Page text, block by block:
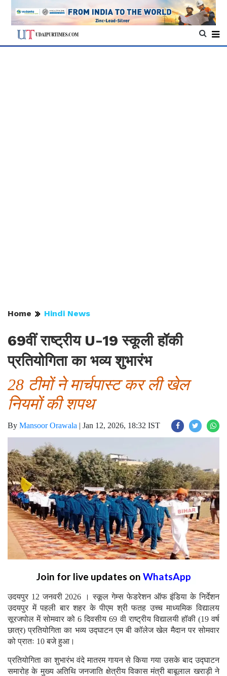
Home Hindi News
69वीं राष्ट्रीय U-19 स्कूली हॉकी
प्रतियोगिता का भव्य शुभारंभ
28 टीमों ने मार्चपास्ट कर ली खेल
नियमों की शपथ
By Mansoor Orawala | Jan 12, 2026, 18:32 IST
Join for live updates on WhatsApp
उदयपुर 12 जनवरी 2026 । स्कूल गेम्स फेडरेशन ऑफ इंडिया के निर्देशन
उदयपुर में पहली बार शहर के पीएम श्री फतह उच्च माध्यमिक विद्यालय
सूरजपोल में सोमवार को 6 दिवसीय 69 वी राष्ट्रीय विद्यालयी हॉकी (19 वर्ष
छात्र) प्रतियोगिता का भव्य उद्घाटन एम बी कॉलेज खेल मैदान पर सोमवार
को प्रातः 10 बजे हुआ।
प्रतियोगिता का शुभारंभ वंदे मातरम गायन से किया गया उसके बाद उद्घाटन
समारोह के मुख्य अतिथि जनजाति क्षेत्रीय विकास मंत्री बाबूलाल खराड़ी ने